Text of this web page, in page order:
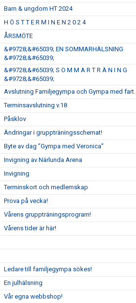
Barn & ungdom HT 2024
H Ö S T T E R M I N E N 2 0 2 4
ÅRSMÖTE
&#9728;&#65039; EN SOMMARHÄLSNING
&#9728;&#65039;
&#9728;&#65039; S O M M A R T R Ä N I N G
&#9728;&#65039;
Avslutning Familjegympa och Gympa med fart.
Terminsavslutning v.18
Påsklov
Ändringar i gruppträningsschemat!
Byte av dag ”Gympa med Veronica”
Invigning av Närlunda Arena
Invigning
Terminskort och medlemskap
Prova på vecka!
Vårens gruppträningsprogram!
Vårens tider är här!
Ledare till familjegympa sökes!
En julhälsning
Vår egna webbshop!